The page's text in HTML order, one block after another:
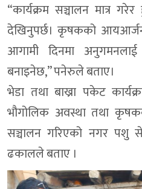
“कार्यक्रम सञ्चालन मात्र
देखिनुपर्छ। कृषकको
आगामी दिनमा
बनाइनेछ,” पनेरुले बताए।
भेडा तथा बाख्रा पकेट
भौगोलिक अवस्था तथा
सञ्चालन गरिएको नगर पशु
ढकालले बताए ।